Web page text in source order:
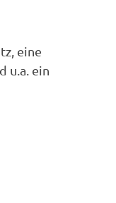
eine
u.a. ein